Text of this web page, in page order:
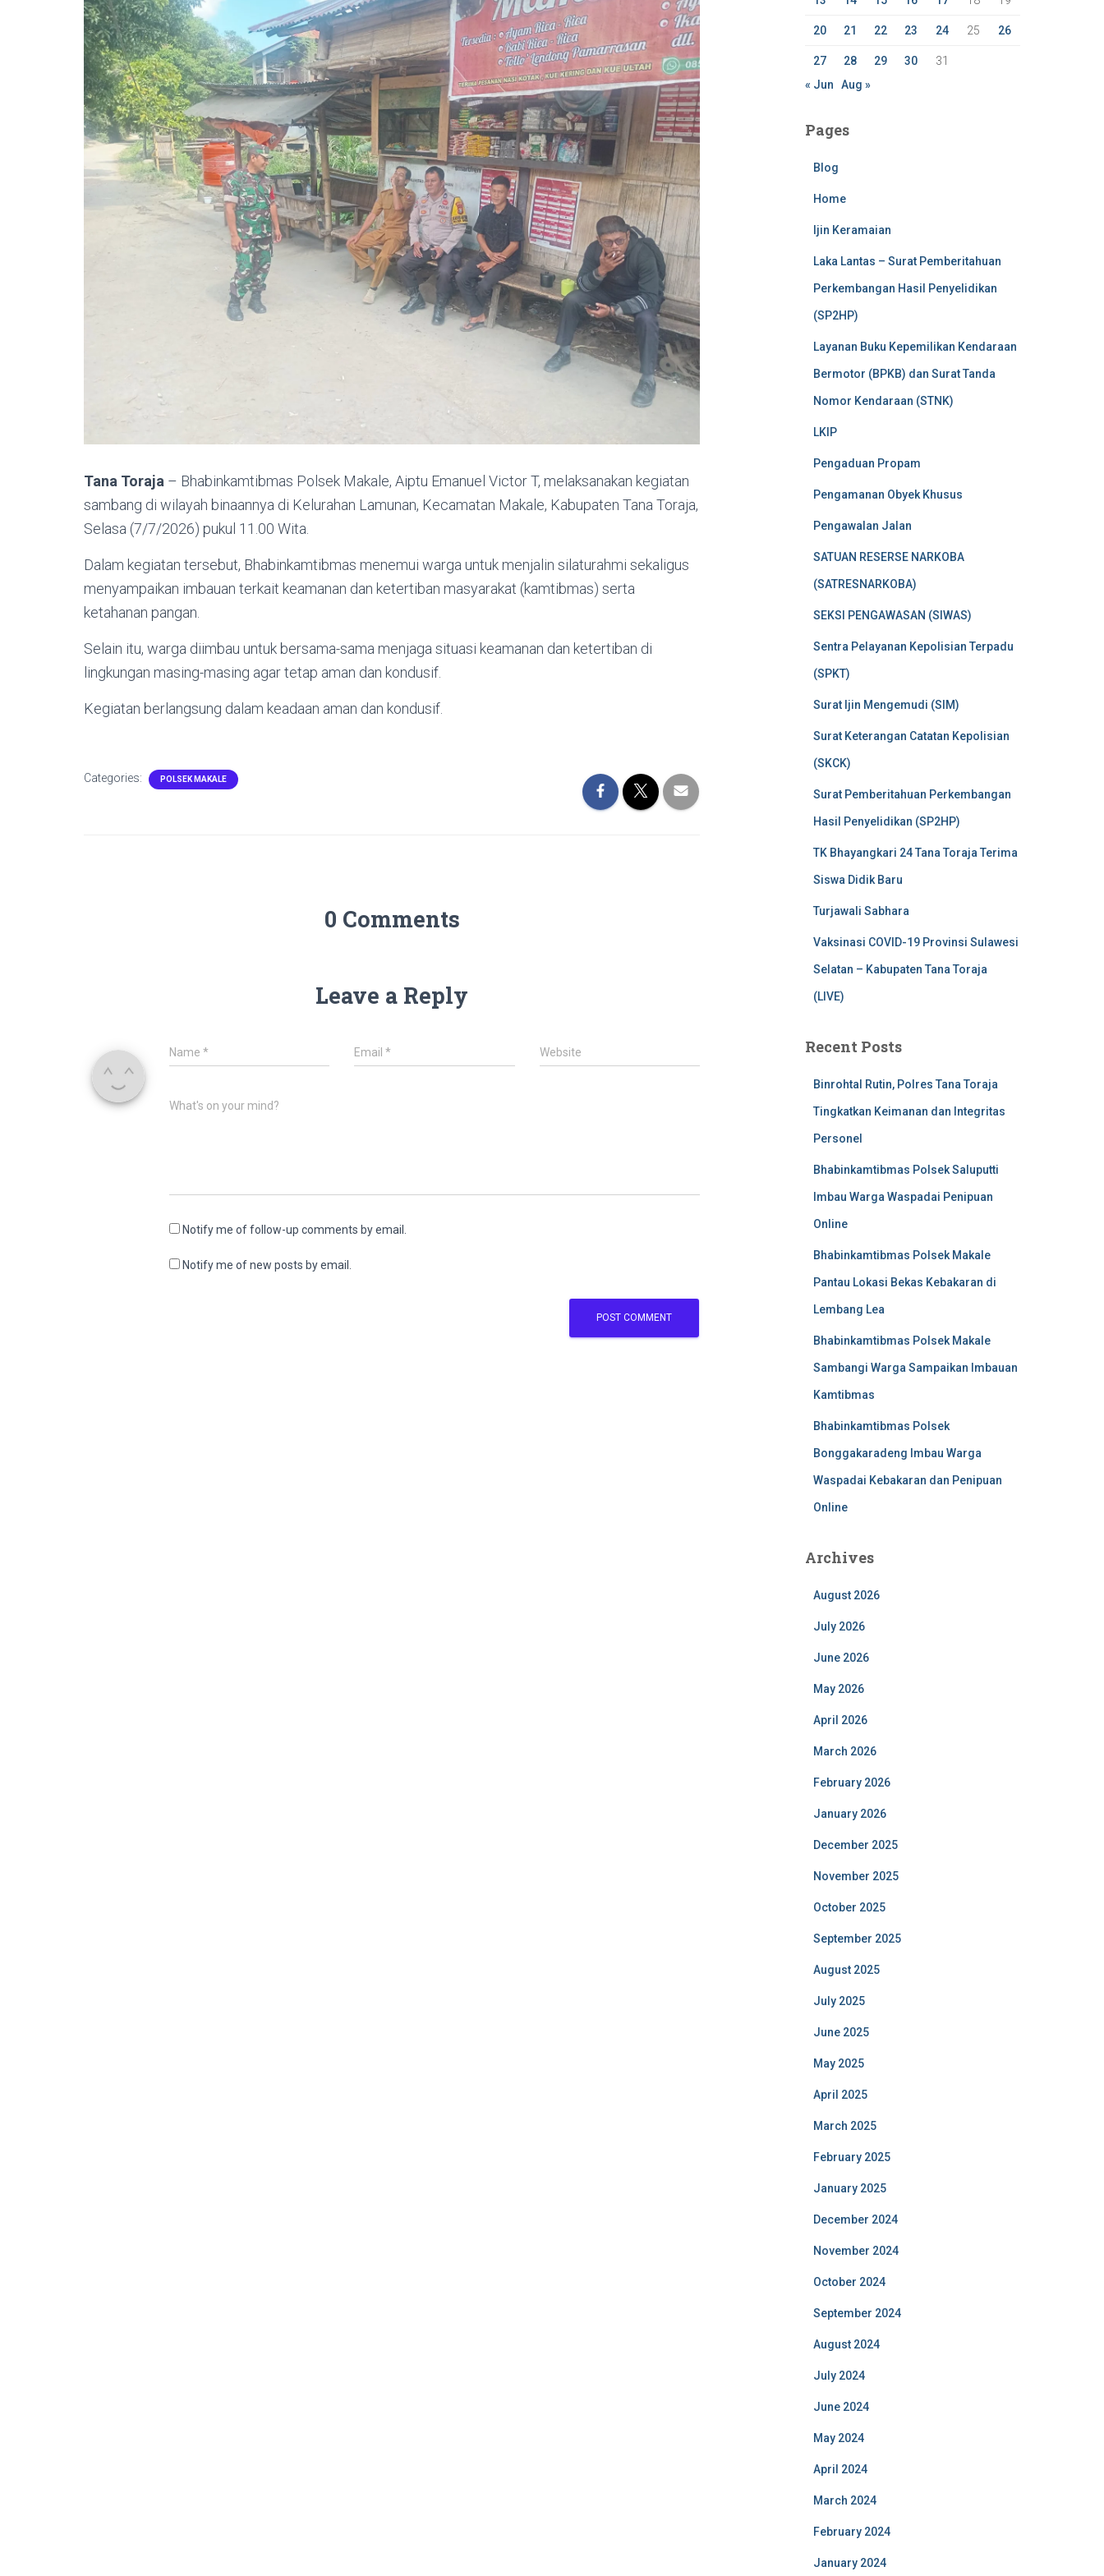
Tana Toraja – Bhabinkamtibmas Polsek Makale, Aiptu Emanuel Victor T, melaksanakan kegiatan
sambang di wilayah binaannya di Kelurahan Lamunan, Kecamatan Makale, Kabupaten Tana Toraja,
Selasa (7/7/2026) pukul 11.00 Wita.
Dalam kegiatan tersebut, Bhabinkamtibmas menemui warga untuk menjalin silaturahmi sekaligus
menyampaikan imbauan terkait keamanan dan ketertiban masyarakat (kamtibmas) serta
ketahanan pangan.
Selain itu, warga diimbau untuk bersama-sama menjaga situasi keamanan dan ketertiban di
lingkungan masing-masing agar tetap aman dan kondusif.
Kegiatan berlangsung dalam keadaan aman dan kondusif.
Categories: POLSEK MAKALE
0 Comments
Leave a Reply
Name * Email* Website
What's on your mind?
Notify me of follow-up comments by email.
Notify me of new posts by email.
20 21 22 23 24 25 26
27 28 29 30
31
« Jun
Aug »
Pages
Blog
Home
Ijin Keramaian
Laka Lantas – Surat Pemberitahuan
Perkembangan Hasil Penyelidikan
(SP2HP)
Layanan Buku Kepemilikan Kendaraan
Bermotor (BPKB) dan Surat Tanda
Nomor Kendaraan (STNK)
LKIP
Pengaduan Propam
Pengamanan Obyek Khusus
Pengawalan Jalan
SATUAN RESERSE NARKOBA
(SATRESNARKOBA)
SEKSI PENGAWASAN (SIWAS)
Sentra Pelayanan Kepolisian Terpadu
(SPKT)
Surat Ijin Mengemudi (SIM)
Surat Keterangan Catatan Kepolisian
(SKCK)
Surat Pemberitahuan Perkembangan
Hasil Penyelidikan (SP2HP)
TK Bhayangkari 24 Tana Toraja Terima
Siswa Didik Baru
Turjawali Sabhara
Vaksinasi COVID-19 Provinsi Sulawesi
Selatan – Kabupaten Tana Toraja
(LIVE)
Recent Posts
Binrohtal Rutin, Polres Tana Toraja
Tingkatkan Keimanan dan Integritas
Personel
Bhabinkamtibmas Polsek Saluputti
Imbau Warga Waspadai Penipuan
Online
Bhabinkamtibmas Polsek Makale
Pantau Lokasi Bekas Kebakaran di
Lembang Lea
Bhabinkamtibmas Polsek Makale
Sambangi Warga Sampaikan Imbauan
Kamtibmas
Bhabinkamtibmas Polsek
Bonggakaradeng Imbau Warga
Waspadai Kebakaran dan Penipuan
Online
Archives
August 2026
July 2026
June 2026
May 2026
April 2026
March 2026
February 2026
January 2026
December 2025
November 2025
October 2025
September 2025
August 2025
July 2025
June 2025
May 2025
April 2025
March 2025
February 2025
January 2025
December 2024
November 2024
October 2024
September 2024
August 2024
July 2024
June 2024
May 2024
April 2024
March 2024
February 2024
January 2024